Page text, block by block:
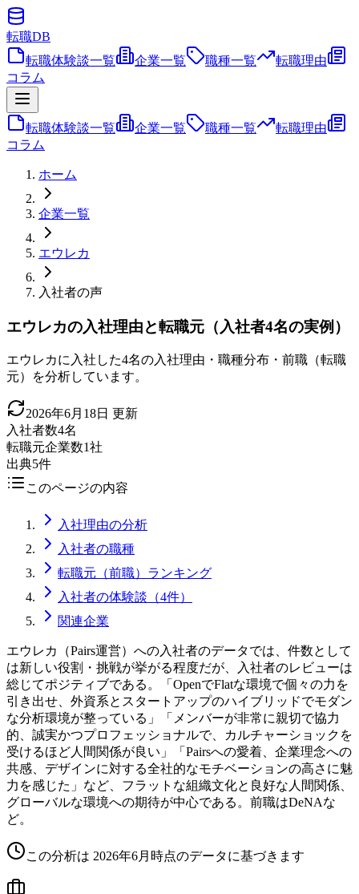
転職DB
転職体験談一覧
企業一覧 職種一覧
転職理由
コラム
転職体験談一覧 企業一覧 職種一覧
転職理由
コラム
ホーム
企業一覧
エウレカ
入社者の声
エウレカの入社理由と転職元（入社者4名の実例）
エウレカに入社した4名の入社理由・職種分布・前職（転職
元）を分析しています。
2026年6月18日 更新
入社者数4名
転職元企業数1社
出典5件
このページの内容
入社理由の分析
入社者の職種
転職元（前職）ランキング
入社者の体験談（4件）
関連企業
エウレカ（Pairs運営）への入社者のデータでは、件数として
は新しい役割・挑戦が挙がる程度だが、入社者のレビューは
総じてポジティブである。「OpenでFlatな環境で個々の力を
引き出せ、外資系とスタートアップのハイブリッドでモダン
な分析環境が整っている」「メンバーが非常に親切で協力
的、誠実かつプロフェッショナルで、カルチャーショックを
受けるほど人間関係が良い」「Pairsへの愛着、企業理念への
共感、デザインに対する全社的なモチベーションの高さに魅
力を感じた」など、フラットな組織文化と良好な人間関係、
グローバルな環境への期待が中心である。前職はDeNAな
ど。
この分析は 2026年6月 時点のデータに基づきます